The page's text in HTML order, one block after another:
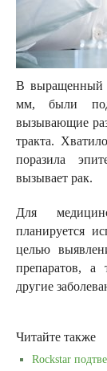
В выращенный
мм, были
вызывающие
тракта.
поразила
вызывает рак.
Для
планируется
целью
препаратов, а
другие
Читайте также
Rockstar